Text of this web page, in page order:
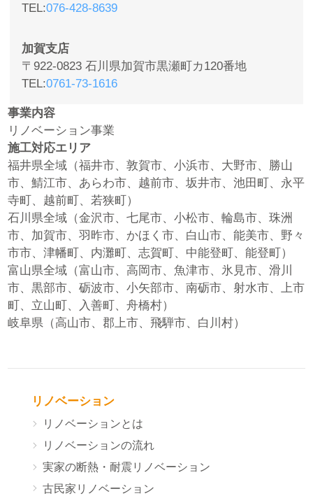
TEL 076-428-8639
加賀支店
〒922-0823 石川県加賀市黒瀬町カ120番地
TEL 0761-73-1616
事業内容
リノベーション事業
施工対応エリア
福井県全域（福井市、敦賀市、小浜市、大野市、勝山
市、鯖江市、あらわ市、越前市、坂井市、池田町、永平
寺町、越前町、若狭町）
石川県全域（金沢市、七尾市、小松市、輪島市、珠洲
市、加賀市、羽昨市、かほく市、白山市、能美市、野々
市市、津幡町、内灘町、志賀町、中能登町、能登町）
富山県全域（富山市、高岡市、魚津市、氷見市、滑川
市、黒部市、砺波市、小矢部市、南砺市、射水市、上市
町、立山町、入善町、舟橋村）
岐阜県（高山市、郡上市、飛騨市、白川村）
リノベーション
リノベーションとは
リノベーションの流れ
実家の断熱・耐震リノベーション
古民家リノベーション